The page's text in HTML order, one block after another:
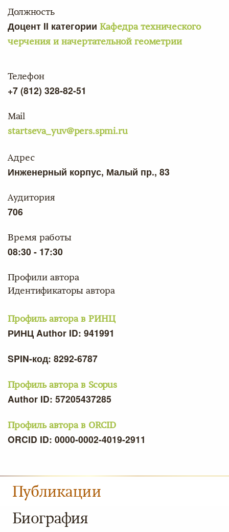
Должность
Доцент II категории Кафедра технического
черчения и начертательной геометрии
Телефон
+7 (812) 328-82-51
Mail
startseva_yuv@pers.spmi.ru
Адрес
Инженерный корпус, Малый пр., 83
Аудитория
706
Время работы
08:30 - 17:30
Профили автора
Идентификаторы автора
Профиль автора в РИНЦ
РИНЦ Author ID: 941991
SPIN-код: 8292-6787
Профиль автора в Scopus
Author ID: 57205437285
Профиль автора в ORCID
ORCID ID: 0000-0002-4019-2911
Публикации
Биография